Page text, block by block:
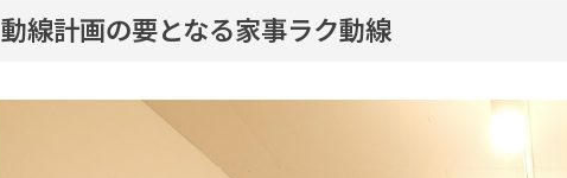
動線計画の要となる家事ラク動線